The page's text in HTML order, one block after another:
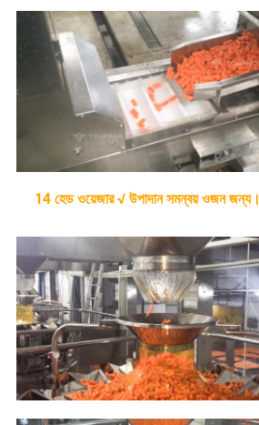
14 হেড ওয়েজার √ উপাদান সমন্বয় ওজন জন্য।